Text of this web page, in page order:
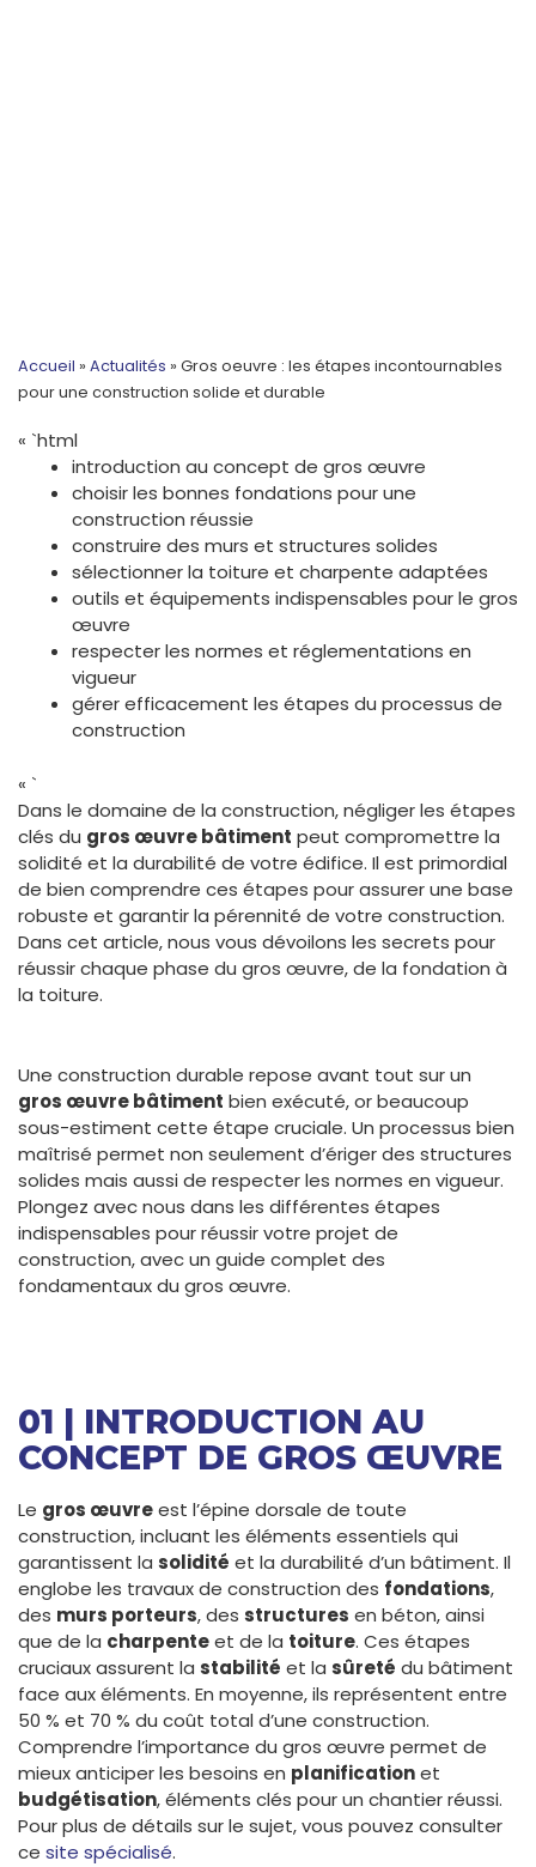
Accueil » Actualités » Gros oeuvre : les étapes incontournables
pour une construction solide et durable
« `html
introduction au concept de gros œuvre
choisir les bonnes fondations pour une
construction réussie
construire des murs et structures solides
sélectionner la toiture et charpente adaptées
outils et équipements indispensables pour le gros
œuvre
respecter les normes et réglementations en
vigueur
gérer efficacement les étapes du processus de
construction
« `
Dans le domaine de la construction, négliger les étapes
clés du gros œuvre bâtiment peut compromettre la
solidité et la durabilité de votre édifice. Il est primordial
de bien comprendre ces étapes pour assurer une base
robuste et garantir la pérennité de votre construction.
Dans cet article, nous vous dévoilons les secrets pour
réussir chaque phase du gros œuvre, de la fondation à
la toiture.
Une construction durable repose avant tout sur un
gros œuvre bâtiment bien exécuté, or beaucoup
sous-estiment cette étape cruciale. Un processus bien
maîtrisé permet non seulement d’ériger des structures
solides mais aussi de respecter les normes en vigueur.
Plongez avec nous dans les différentes étapes
indispensables pour réussir votre projet de
construction, avec un guide complet des
fondamentaux du gros œuvre.
01 | INTRODUCTION AU
CONCEPT DE GROS ŒUVRE
Le gros œuvreest l’épine dorsale de toute
construction, incluant les éléments essentiels qui
garantissent la solidité et la durabilité d’un bâtiment. Il
englobe les travaux de construction des fondations,
des murs porteurs, des structures en béton, ainsi
que de la charpenteet de la toiture. Ces étapes
cruciaux assurent la stabilité et la sûreté du bâtiment
face aux éléments. En moyenne, ils représentent entre
50 % et 70 % du coût total d’une construction.
Comprendre l’importance du gros œuvre permet de
mieux anticiper les besoins en planificationet
budgétisation, éléments clés pour un chantier réussi.
Pour plus de détails sur le sujet, vous pouvez consulter
ce site spécialisé.